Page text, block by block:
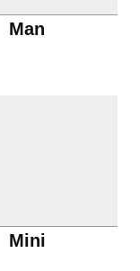
Man
Mini